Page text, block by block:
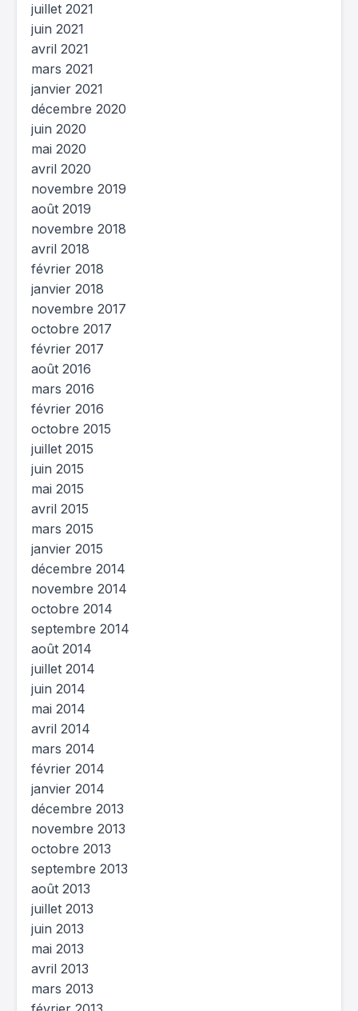
juillet 2021
juin 2021
avril 2021
mars 2021
janvier 2021
décembre 2020
juin 2020
mai 2020
avril 2020
novembre 2019
août 2019
novembre 2018
avril 2018
février 2018
janvier 2018
novembre 2017
octobre 2017
février 2017
août 2016
mars 2016
février 2016
octobre 2015
juillet 2015
juin 2015
mai 2015
avril 2015
mars 2015
janvier 2015
décembre 2014
novembre 2014
octobre 2014
septembre 2014
août 2014
juillet 2014
juin 2014
mai 2014
avril 2014
mars 2014
février 2014
janvier 2014
décembre 2013
novembre 2013
octobre 2013
septembre 2013
août 2013
juillet 2013
juin 2013
mai 2013
avril 2013
mars 2013